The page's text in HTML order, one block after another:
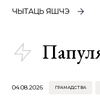
ЧЫТАЦЬ ЯШЧЭ
04.08.2026 ГРАМАДСТВА